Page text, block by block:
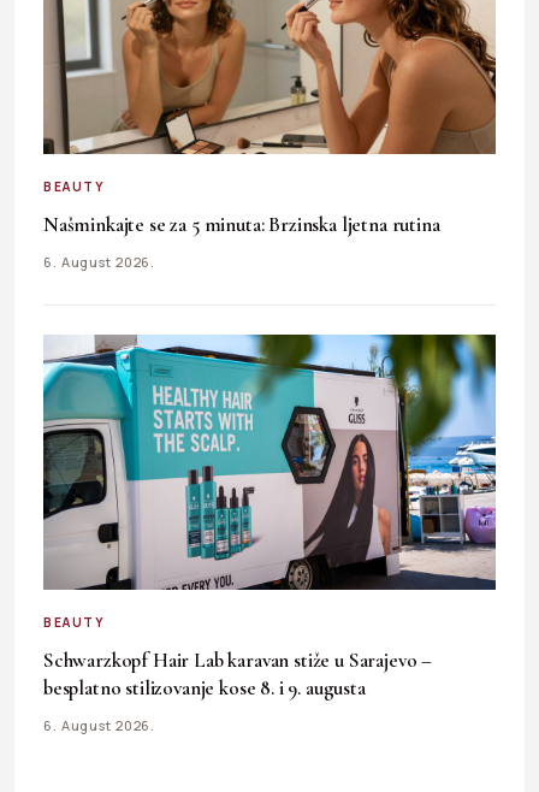
BEAUTY
Našminkajte se za 5 minuta: Brzinska ljetna rutina
6. August 2026.
BEAUTY
Schwarzkopf Hair Lab karavan stiže u Sarajevo –
besplatno stilizovanje kose 8. i 9. augusta
6. August 2026.